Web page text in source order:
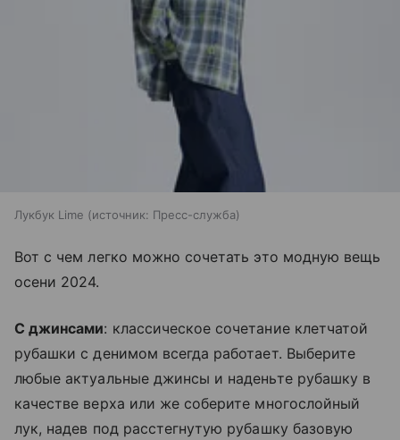
Лукбук Lime источник: Пресс-служба
Вот с чем легко можно сочетать это модную вещь
осени 2024.
С джинсами: классическое сочетание клетчатой
рубашки с денимом всегда работает. Выберите
любые актуальные джинсы и наденьте рубашку в
качестве верха или же соберите многослойный
лук, надев под расстегнутую рубашку базовую